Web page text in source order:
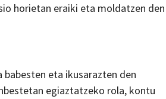
horietan eraiki eta moldatzen den
eta ikusarazten den
egiaztatzeko rola, kontu